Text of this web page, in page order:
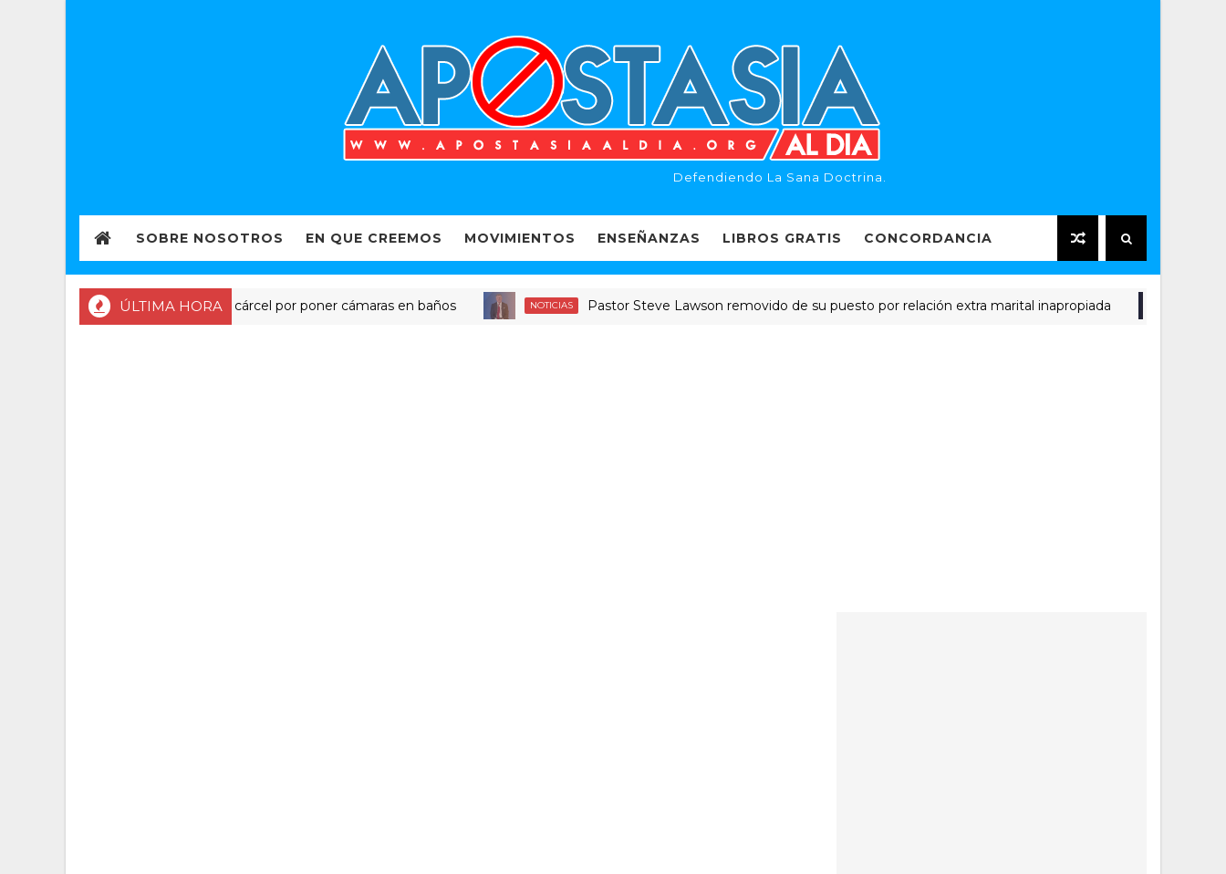
Defendiendo La Sana Doctrina.
SOBRE NOSOTROS EN QUE CREEMOS MOVIMIENTOS ENSEÑANZAS LIBROS GRATIS CONCORDANCIA
ÚLTIMA HORA
APOSTASIA Pastor en cárcel por poner cámaras en baños NOTICIAS Pastor Steve Lawson removido de su puesto por relación extra marital inapropiada